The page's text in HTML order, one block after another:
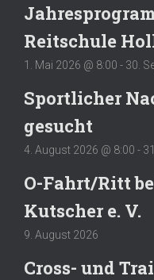
Reitschule
1. Mai 2026 @ 8:00 - 30.
Sportlicher
gesucht
4. August 2026 @ 8:00 -
O-Fahrt/Ritt
Kutscher e. V.
9. August 2026
Cross- und